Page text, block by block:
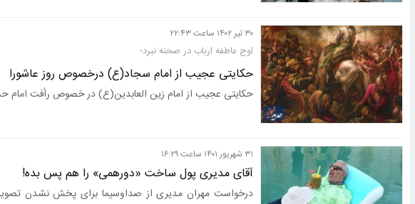
۳۰ تير ۱۴۰۲ ساعت ۲۲:۴۳
اوج عاطفه ارباب در صحنه نبرد؛
حکایتی عجیب از امام سجاد(ع) درخصوص روز عاشورا
حکایتی عجیب از امام زین العابدین(ع) در خصوص رأفت امام
۳۱ شهريور ۱۴۰۱ ساعت ۱۶:۲۹
آقای مدیری پول ساخت «دورهمی» را هم پس بده!
درخواست مهران مدیری از صداوسیما برای پخش نشدن